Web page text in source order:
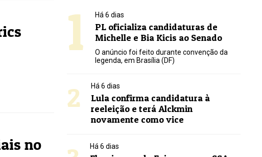
no
1 Há 6 dias
PL oficializa candidaturas de
Michelle e Bia Kicis ao Senado
O anúncio foi feito durante convenção da
legenda, em Brasília (DF)
2 Há 6 dias
Lula confirma candidatura à
reeleição e terá Alckmin
novamente como vice
Há 6 dias